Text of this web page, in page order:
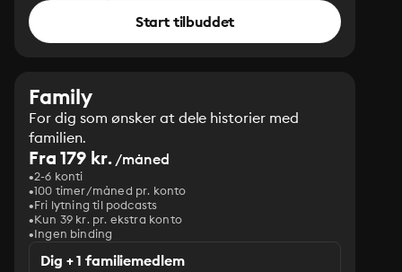
Start tilbuddet
Family
For dig som ønsker at dele historier med
familien.
Fra 179 kr./måned
2-6 konti
100 timer/måned pr. konto
Fri lytning til podcasts
Kun 39 kr. pr. ekstra konto
Ingen binding
Dig + 1 familiemedlem